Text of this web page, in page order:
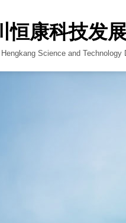
恒康科技发
Science and Technology